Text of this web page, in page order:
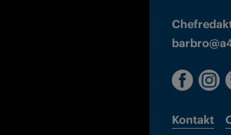
Kontakt